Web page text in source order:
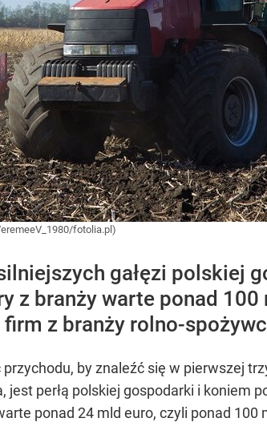
fotolia.pl)
gałęzi polskiej
z branży warte ponad 100
z branży rolno-
by znaleźć się w pierwszej
jest perłą polskiej gospodarki i koniem
ponad 24 mld euro, czyli ponad 100